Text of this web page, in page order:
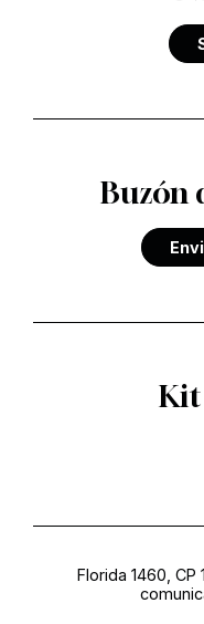
Buzón
Kit
Florida 1460, CP